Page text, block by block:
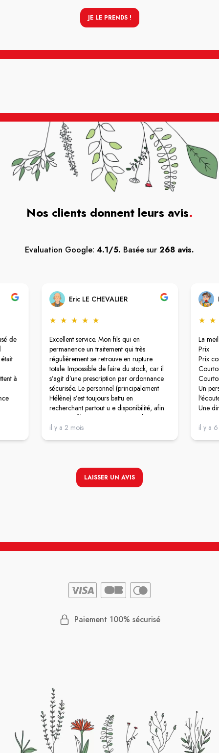
JE LE PRENDS !
Nos clients donnent leurs avis.
Evaluation Google: 4.1/5. Basée sur 268 avis.
de
à
Eric LE CHEVALIER
★ ★ ★ ★ ★
Excellent service. Mon fils qui en
permanence un traitement qui très
régulièrement se retrouve en rupture
totale. Impossible de faire du stock, car il
s’agit d’une prescription par ordonnance
sécurisée. Le personnel (principalement
Hélène) s’est toujours battu en
recherchant partout u e disponibilité, afin
que mon fils ne manque jamais de son
traitement. De façon générale le
il y a 2 mois
★ ★
La
Prix
Prix
Un
Une
Je
il y a
LAISSER UN AVIS
Paiement 100% sécurisé